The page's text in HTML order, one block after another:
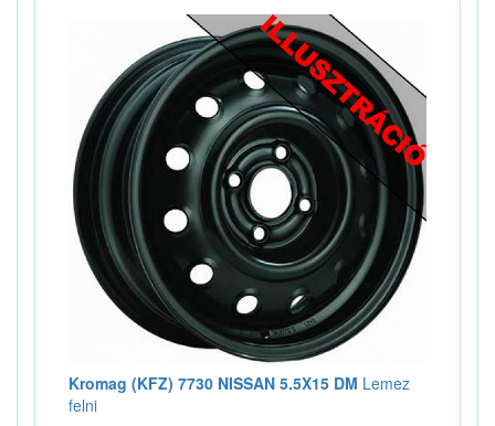
Kromag (KFZ) 7730 NISSAN 5.5X15 DM Lemez
felni